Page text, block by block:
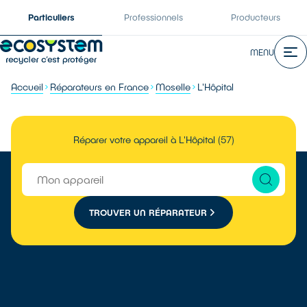
Particuliers Professionnels Producteurs
MENU
Accueil Réparateurs en France Moselle L'Hôpital
Réparer votre appareil à L'Hôpital (57)
TROUVER UN RÉPARATEUR